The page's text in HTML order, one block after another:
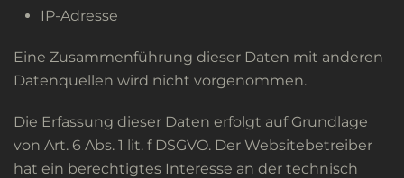
IP-Adresse
Eine Zusammenführung dieser Daten mit anderen
Datenquellen wird nicht vorgenommen.
Die Erfassung dieser Daten erfolgt auf Grundlage
von Art. 6 Abs. 1 lit. f DSGVO. Der Websitebetreiber
hat ein berechtigtes Interesse an der technisch